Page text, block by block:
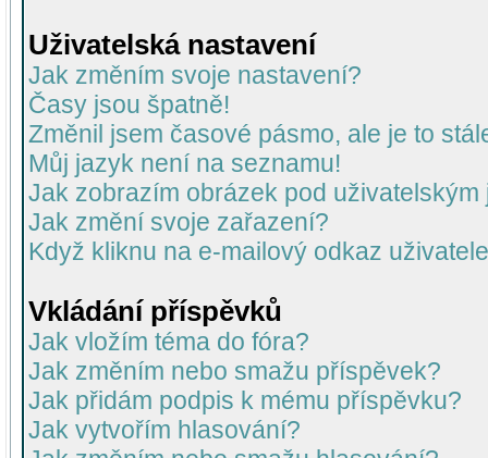
Uživatelská nastavení
Jak změním svoje nastavení?
Časy jsou špatně!
Změnil jsem časové pásmo, ale je to
Můj jazyk není na seznamu!
Jak zobrazím obrázek pod uživatelským
Jak změní svoje zařazení?
Když kliknu na e-mailový odkaz
Vkládání příspěvků
Jak vložím téma do fóra?
Jak změním nebo smažu příspěvek?
Jak přidám podpis k mému příspěvku?
Jak vytvořím hlasování?